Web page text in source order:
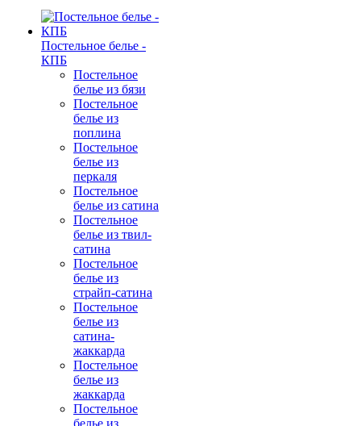
Постельное белье -
КПБ
Постельное
белье из бязи
Постельное
белье из
поплина
Постельное
белье из
перкаля
Постельное
белье из сатина
Постельное
белье из твил-
сатина
Постельное
белье из
страйп-сатина
Постельное
белье из
сатина-
жаккарда
Постельное
белье из
жаккарда
Постельное
белье из